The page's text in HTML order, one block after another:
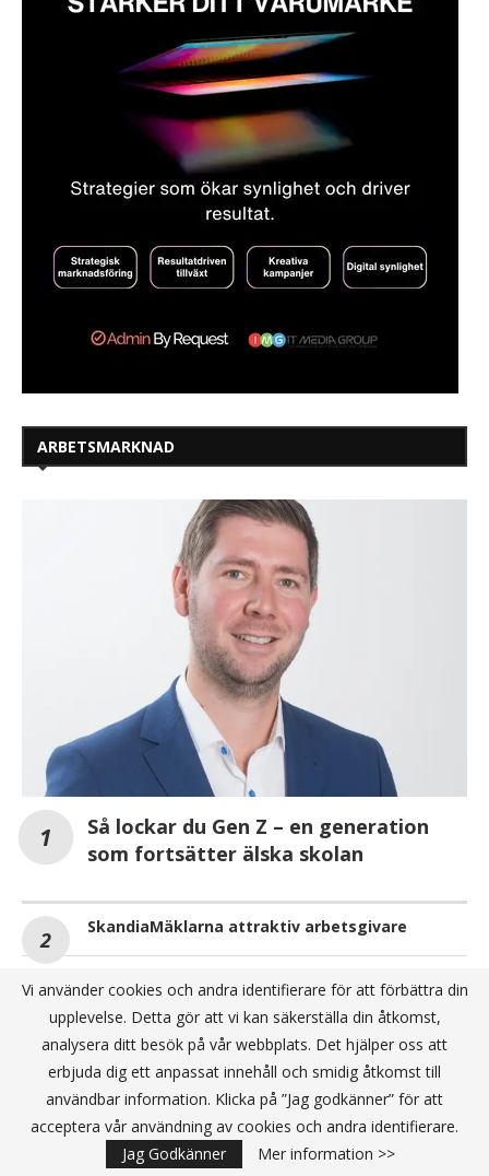
ARBETSMARKNAD
Så lockar du Gen Z – en generation
som fortsätter älska skolan
SkandiaMäklarna attraktiv arbetsgivare
livsmedelssäkerhet och ekonomisk
motståndskraft i Ukraina
NYHETSBREV JA TACK
Vi använder cookies och andra identifierare för att förbättra din
upplevelse. Detta gör att vi kan säkerställa din åtkomst,
analysera ditt besök på vår webbplats. Det hjälper oss att
erbjuda dig ett anpassat innehåll och smidig åtkomst till
användbar information. Klicka på ”Jag godkänner” för att
acceptera vår användning av cookies och andra identifierare.
Jag Godkänner
Mer information >>